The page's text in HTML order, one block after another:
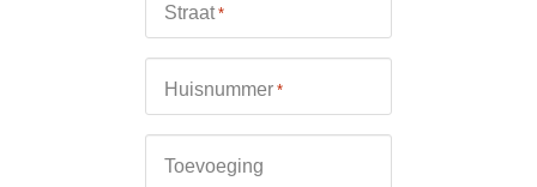
Straat *
Huisnummer *
Toevoeging